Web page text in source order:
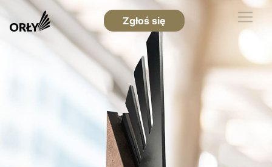
Zgłoś się